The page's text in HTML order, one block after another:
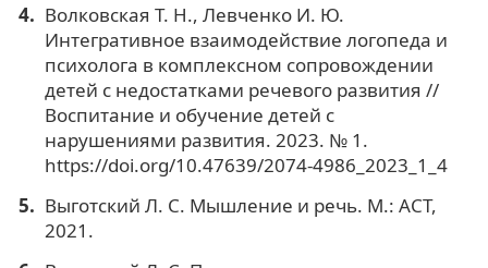
Волковская Т. Н., Левченко И. Ю.
Интегративное взаимодействие логопеда и
психолога в комплексном сопровождении
детей с недостатками речевого развития //
Воспитание и обучение детей с
нарушениями развития. 2023. № 1.
https://doi.org/10.47639/2074-4986_2023_1_4
Выготский Л. С. Мышление и речь. М.: АСТ,
2021.